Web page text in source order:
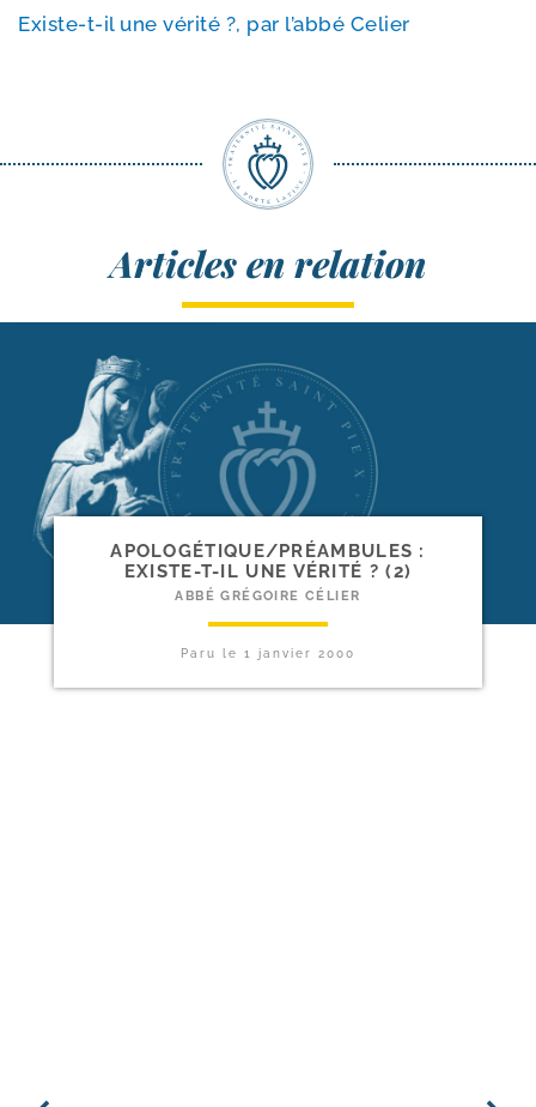
Existe-​t-​il une véri­té ?, par l’ab­bé Celier
Articles en relation
APOLOGÉTIQUE/​PRÉAMBULES :
EXISTE-​T-​IL UNE VÉRITÉ ? (2)
ABBÉ GRÉGOIRE CÉLIER
Paru le 1 janvier 2000